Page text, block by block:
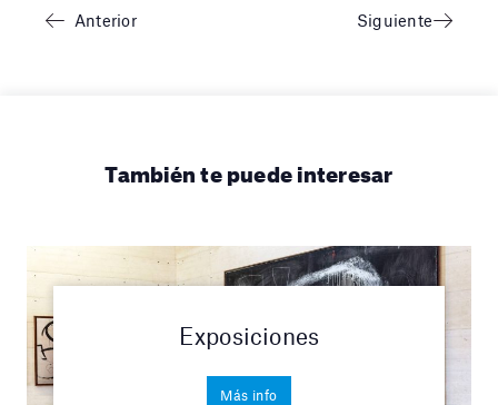
Anterior Siguiente
También te puede interesar
Exposiciones
Más info